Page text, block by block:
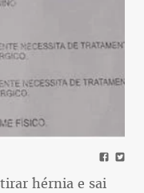
hérnia e sai